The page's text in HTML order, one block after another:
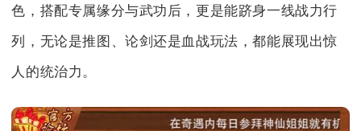
色，搭配专属缘分与武功后，更是能跻身一线战力行
列，无论是推图、论剑还是血战玩法，都能展现出惊
人的统治力。